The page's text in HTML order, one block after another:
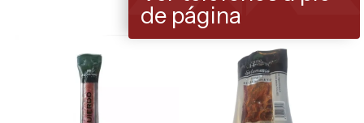
de página